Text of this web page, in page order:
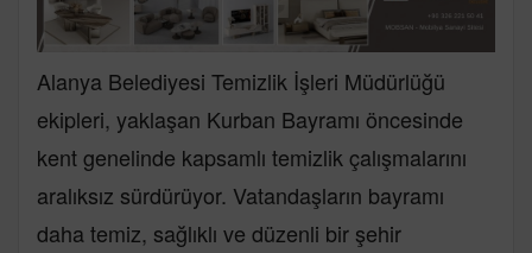
Alanya Belediyesi Temizlik İşleri Müdürlüğü
ekipleri, yaklaşan Kurban Bayramı öncesinde
kent genelinde kapsamlı temizlik çalışmalarını
aralıksız sürdürüyor. Vatandaşların bayramı
daha temiz, sağlıklı ve düzenli bir şehir